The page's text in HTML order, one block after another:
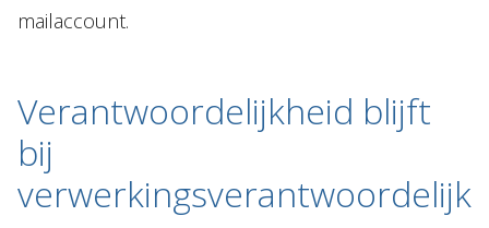
mailaccount.
Verantwoordelijkheid blijft
bij
verwerkingsverantwoordelijk